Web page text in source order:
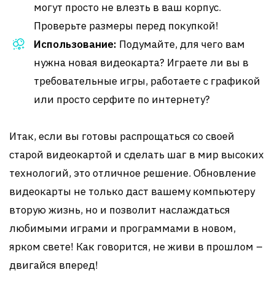
могут просто не влезть в ваш корпус.
Проверьте размеры перед покупкой!
Использование: Подумайте, для чего вам
нужна новая видеокарта? Играете ли вы в
требовательные игры, работаете с графикой
или просто серфите по интернету?
Итак, если вы готовы распрощаться со своей
старой видеокартой и сделать шаг в мир высоких
технологий, это отличное решение. Обновление
видеокарты не только даст вашему компьютеру
вторую жизнь, но и позволит наслаждаться
любимыми играми и программами в новом,
ярком свете! Как говорится, не живи в прошлом –
двигайся вперед!